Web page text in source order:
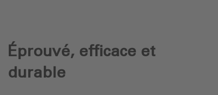
Éprouvé, efficace et
durable